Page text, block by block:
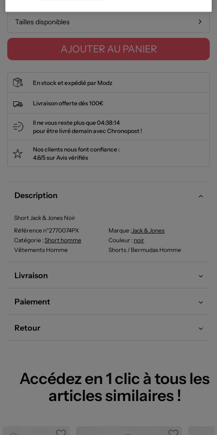
Tailles disponibles
AJOUTER AU PANIER
En stock et expédié par Modz
Livraison offerte dès 100€
Il ne vous reste plus que04:38:14
pour être livré demain avec Chronopost !
Nos clients nous font confiance :
4.6/5 sur Avis vérifiés
Description
Short Jack & Jones Noir
Référence n°2770074PX
Marque :Jack & Jones
Catégorie : Short homme Couleur : noir
Vêtements Homme
Shorts / Bermudas Homme
Livraison
Paiement
Retour
Accédez en 1 clic à tous les
articles similaires !